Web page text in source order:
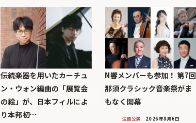
伝統楽器を用いたカーチュ
ン・ウォン編曲の「展覧会
の絵」が、日本フィルによ
り本邦初…
N響メンバーも参加！ 第7回
那須クラシック音楽祭がま
もなく開幕
注目公演 2026年8月6日